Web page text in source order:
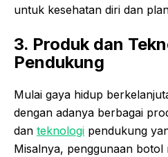
untuk kesehatan diri dan
3. Produk dan
Pendukung
Mulai gaya hidup
dengan adanya berbagai
dan teknologi pendukung
Misalnya, penggunaan botol